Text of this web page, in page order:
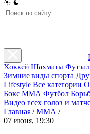
Хоккей Шахматы Футзал
Зимние виды спорта
Lifestyle Все категории О
Бокс ММА Футбол
Видео всех голов и
Главная / ММА /
07 июня, 19:30